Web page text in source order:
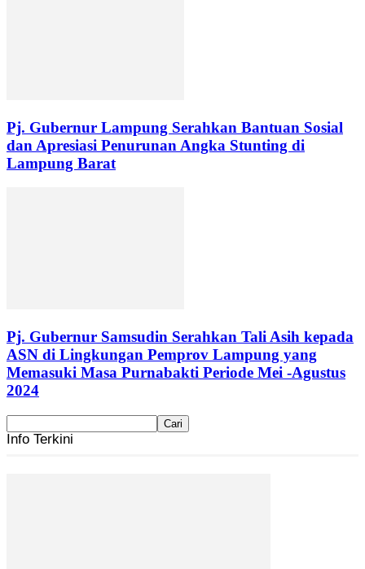
Pj. Gubernur Lampung Serahkan Bantuan Sosial
dan Apresiasi Penurunan Angka Stunting di
Lampung Barat
Pj. Gubernur Samsudin Serahkan Tali Asih kepada
ASN di Lingkungan Pemprov Lampung yang
Memasuki Masa Purnabakti Periode Mei -Agustus
2024
Info Terkini